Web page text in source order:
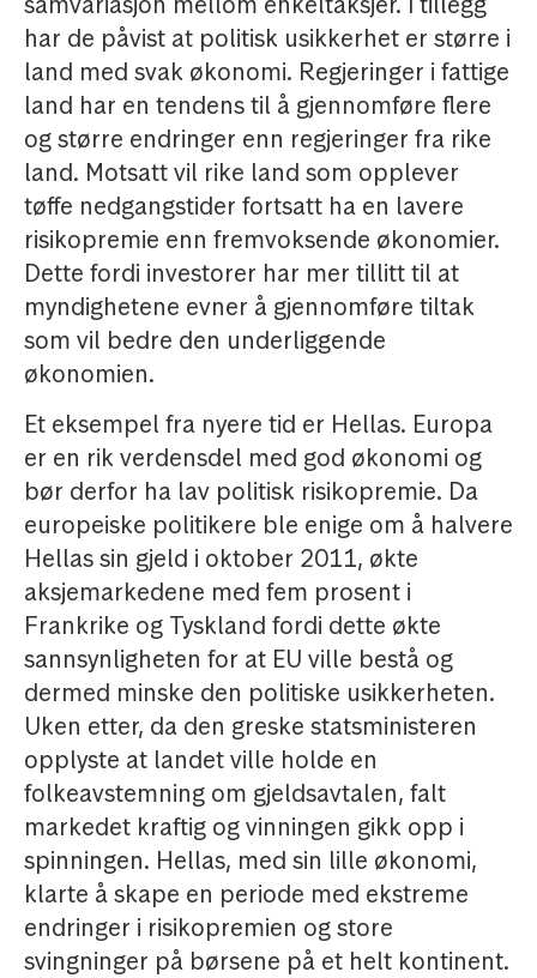
har de påvist at politisk usikkerhet er større i
land med svak økonomi. Regjeringer i fattige
land har en tendens til å gjennomføre flere
og større endringer enn regjeringer fra rike
land. Motsatt vil rike land som opplever
tøffe nedgangstider fortsatt ha en lavere
risikopremie enn fremvoksende økonomier.
Dette fordi investorer har mer tillitt til at
myndighetene evner å gjennomføre tiltak
som vil bedre den underliggende
økonomien.
Et eksempel fra nyere tid er Hellas. Europa
er en rik verdensdel med god økonomi og
bør derfor ha lav politisk risikopremie. Da
europeiske politikere ble enige om å halvere
Hellas sin gjeld i oktober 2011, økte
aksjemarkedene med fem prosent i
Frankrike og Tyskland fordi dette økte
sannsynligheten for at EU ville bestå og
dermed minske den politiske usikkerheten.
Uken etter, da den greske statsministeren
opplyste at landet ville holde en
folkeavstemning om gjeldsavtalen, falt
markedet kraftig og vinningen gikk opp i
spinningen. Hellas, med sin lille økonomi,
klarte å skape en periode med ekstreme
endringer i risikopremien og store
svingninger på børsene på et helt kontinent.